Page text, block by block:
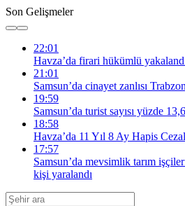
Son Gelişmeler
22:01
Havza’da firari hükümlü
21:01
Samsun’da cinayet zanlısı
19:59
Samsun’da turist sayısı yüzde
18:58
Havza’da 11 Yıl 8 Ay Hapis
17:57
Samsun’da mevsimlik tarım
kişi yaralandı